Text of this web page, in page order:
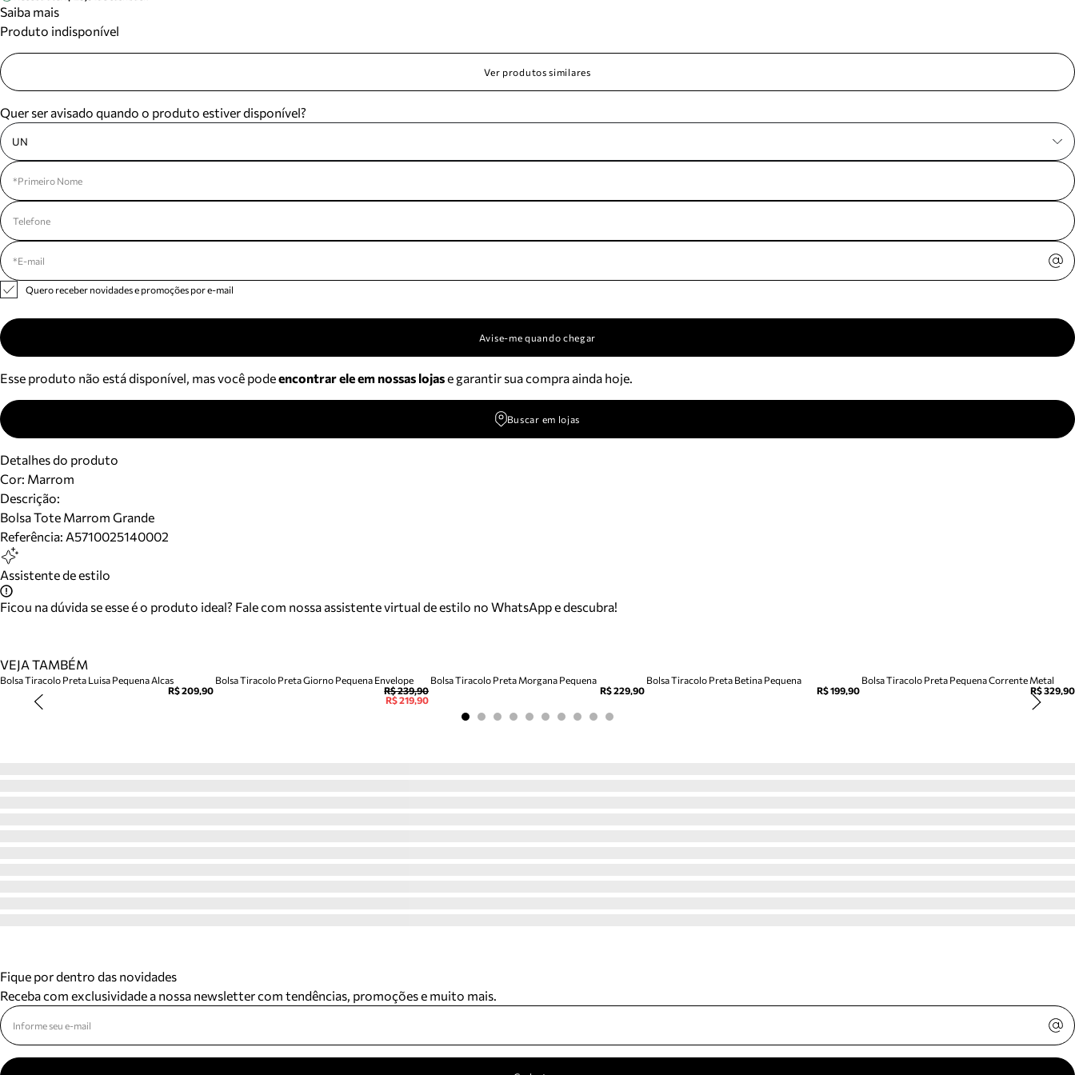
pedidos,
Acompanhe
Saiba mais
Produto indisponível
Ver produtos similares
Quer ser avisado quando o produto estiver disponível?
UN
Quero receber novidades e promoções por e-mail
Avise-me quando chegar
Esse produto não está disponível, mas você podeencontrar ele em nossas lojase garantir sua compra ainda hoje.
Buscar em lojas
Detalhes do produto
Cor: Marrom
Descrição:
Bolsa Tote Marrom Grande
Referência: A5710025140002
Assistente de estilo
Ficou na dúvida se esse é o produto ideal? Fale com nossa assistente virtual de estilo no WhatsApp e descubra!
VEJA TAMBÉM
Bolsa Tiracolo Preta Luisa Pequena Alcas
R$ 209,90
Bolsa Tiracolo Preta Giorno Pequena Envelope
R$ 239,90
R$ 219,90
Bolsa Tiracolo Preta Morgana Pequena
R$ 229,90
Bolsa Tiracolo Preta Betina Pequena
R$ 199,90
Bolsa Tiracolo Preta Pequena Corrente Metal
R$ 329,90
Fique por dentro das novidades
Receba com exclusividade a nossa newsletter com tendências, promoções e muito mais.